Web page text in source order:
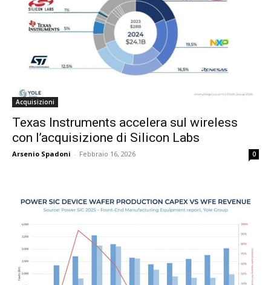
Acquisizioni
Texas Instruments accelera sul wireless
con l’acquisizione di Silicon Labs
Arsenio Spadoni - Febbraio 16, 2026 0